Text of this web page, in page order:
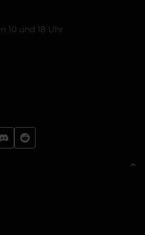
10 und 18 Uhr